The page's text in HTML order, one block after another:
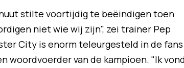
stilte voortijdig te beëindigen toen
niet wie wij zijn", zei trainer Pep
City is enorm teleurgesteld in de fans
woordvoerder van de kampioen. "Ik